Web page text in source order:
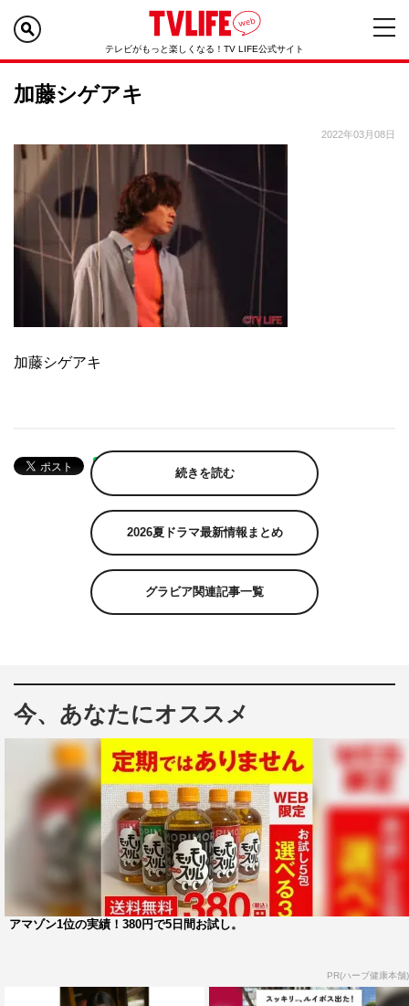
テレビがもっと楽しくなる！TV LIFE公式サイト
加藤シゲアキ
2022年03月08日
加藤シゲアキ
続きを読む
2026夏ドラマ最新情報まとめ
グラビア関連記事一覧
今、あなたにオススメ
アマゾン1位の実績！380円で5日間お試し。
PR(ハーブ健康本舗)